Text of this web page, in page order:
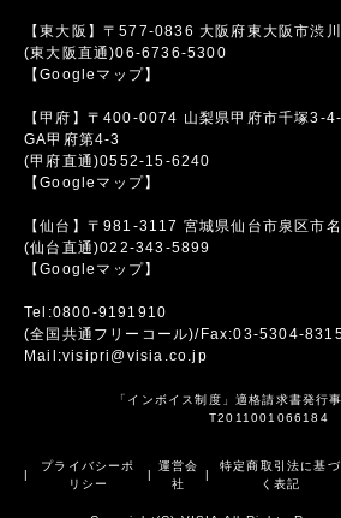
【東大阪】〒577-0836 大阪府東大阪市渋
(東大阪直通)06-6736-5300
【Googleマップ】
【甲府】〒400-0074 山梨県甲府市千塚3-
GA甲府第4-3
(甲府直通)0552-15-6240
【Googleマップ】
【仙台】〒981-3117 宮城県仙台市泉区市
(仙台直通)022-343-5899
【Googleマップ】
Tel:0800-9191910
(全国共通フリーコール)/Fax:03-5304-
Mail:visipri@visia.co.jp
「インボイス制度」適格請求書発行
T2011001066184
|
プライバシーポ
リシー
|
運営会
社
|
特定商取引法に基づ
く表記